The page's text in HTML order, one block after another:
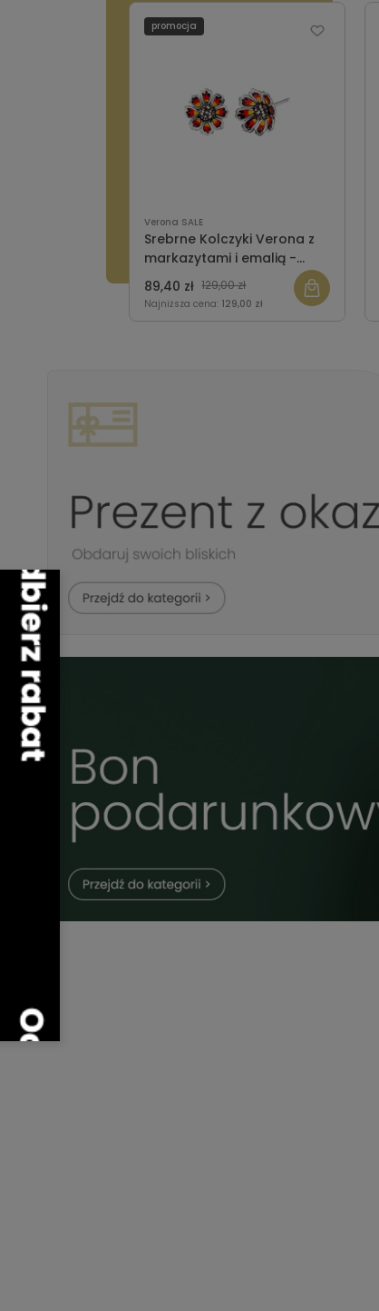
Verona SALE
Srebrne Kolczyki Verona z
markazytami i emalią -
kwiaty - Tajemniczy Ogród
89,40 zł 129,00 zł
Najniższa cena: 129,00 zł
promocja